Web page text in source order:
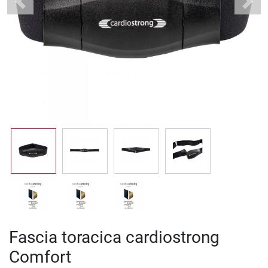
Previous Next
Fascia toracica cardiostrong
Comfort